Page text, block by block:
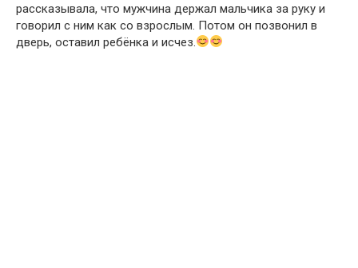
рассказывала, что мужчина держал мальчика за руку и
говорил с ним как со взрослым. Потом он позвонил в
дверь, оставил ребёнка и исчез.